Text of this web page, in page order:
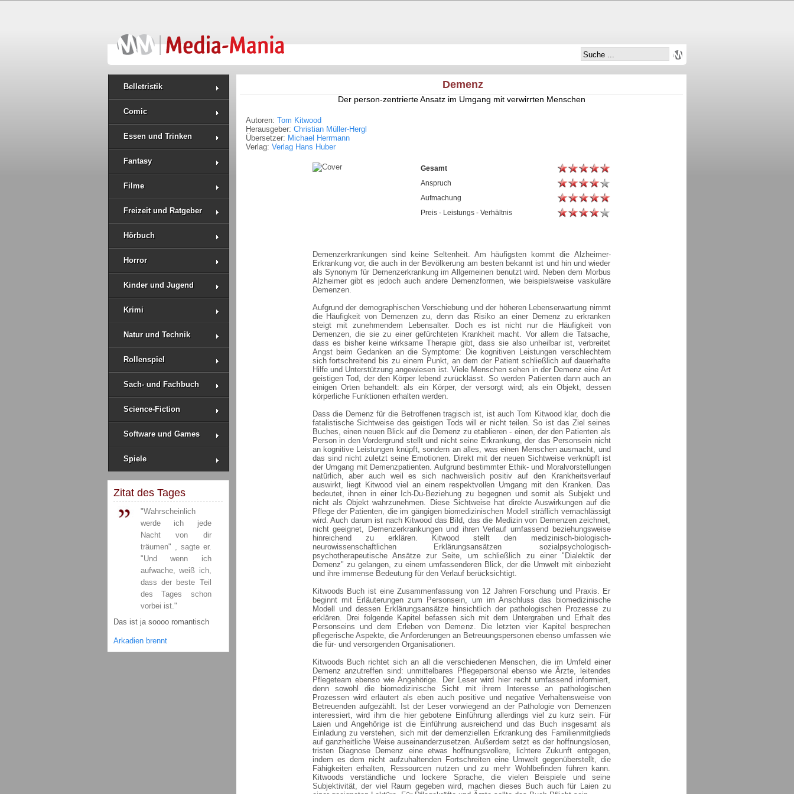
Belletristik
Comic
Essen und Trinken
Fantasy
Filme
Freizeit und Ratgeber
Hörbuch
Horror
Kinder und Jugend
Krimi
Natur und Technik
Rollenspiel
Sach- und Fachbuch
Science-Fiction
Software und Games
Spiele
Zitat des Tages
"Wahrscheinlich
werde ich jede
Nacht von dir
träumen" , sagte er.
"Und wenn ich
aufwache, weiß ich,
dass der beste Teil
des Tages schon
vorbei ist."
Das ist ja soooo romantisch
Arkadien brennt
Demenz
Der person-zentrierte Ansatz im Umgang mit verwirrten Menschen
Autoren: Tom Kitwood
Herausgeber: Christian Müller-Hergl
Übersetzer: Michael Herrmann
Verlag: Verlag Hans Huber
Gesamt
Anspruch
Aufmachung
Preis - Leistungs - Verhältnis
Demenzerkrankungen sind keine Seltenheit. Am häufigsten kommt die Alzheimer-
Erkrankung vor, die auch in der Bevölkerung am besten bekannt ist und hin und wieder
als Synonym für Demenzerkrankung im Allgemeinen benutzt wird. Neben dem Morbus
Alzheimer gibt es jedoch auch andere Demenzformen, wie beispielsweise vaskuläre
Demenzen.
Aufgrund der demographischen Verschiebung und der höheren Lebenserwartung nimmt
die Häufigkeit von Demenzen zu, denn das Risiko an einer Demenz zu erkranken
steigt mit zunehmendem Lebensalter. Doch es ist nicht nur die Häufigkeit von
Demenzen, die sie zu einer gefürchteten Krankheit macht. Vor allem die Tatsache,
dass es bisher keine wirksame Therapie gibt, dass sie also unheilbar ist, verbreitet
Angst beim Gedanken an die Symptome: Die kognitiven Leistungen verschlechtern
sich fortschreitend bis zu einem Punkt, an dem der Patient schließlich auf dauerhafte
Hilfe und Unterstützung angewiesen ist. Viele Menschen sehen in der Demenz eine Art
geistigen Tod, der den Körper lebend zurücklässt. So werden Patienten dann auch an
einigen Orten behandelt: als ein Körper, der versorgt wird; als ein Objekt, dessen
körperliche Funktionen erhalten werden.
Dass die Demenz für die Betroffenen tragisch ist, ist auch Tom Kitwood klar, doch die
fatalistische Sichtweise des geistigen Tods will er nicht teilen. So ist das Ziel seines
Buches, einen neuen Blick auf die Demenz zu etablieren - einen, der den Patienten als
Person in den Vordergrund stellt und nicht seine Erkrankung, der das Personsein nicht
an kognitive Leistungen knüpft, sondern an alles, was einen Menschen ausmacht, und
das sind nicht zuletzt seine Emotionen. Direkt mit der neuen Sichtweise verknüpft ist
der Umgang mit Demenzpatienten. Aufgrund bestimmter Ethik- und Moralvorstellungen
natürlich, aber auch weil es sich nachweislich positiv auf den Krankheitsverlauf
auswirkt, liegt Kitwood viel an einem respektvollen Umgang mit den Kranken. Das
bedeutet, ihnen in einer Ich-Du-Beziehung zu begegnen und somit als Subjekt und
nicht als Objekt wahrzunehmen. Diese Sichtweise hat direkte Auswirkungen auf die
Pflege der Patienten, die im gängigen biomedizinischen Modell sträflich vernachlässigt
wird. Auch darum ist nach Kitwood das Bild, das die Medizin von Demenzen zeichnet,
nicht geeignet, Demenzerkrankungen und ihren Verlauf umfassend beziehungsweise
hinreichend zu erklären. Kitwood stellt den medizinisch-biologisch-
neurowissenschaftlichen Erklärungsansätzen sozialpsychologisch-
psychotherapeutische Ansätze zur Seite, um schließlich zu einer "Dialektik der
Demenz" zu gelangen, zu einem umfassenderen Blick, der die Umwelt mit einbezieht
und ihre immense Bedeutung für den Verlauf berücksichtigt.
Kitwoods Buch ist eine Zusammenfassung von 12 Jahren Forschung und Praxis. Er
beginnt mit Erläuterungen zum Personsein, um im Anschluss das biomedizinische
Modell und dessen Erklärungsansätze hinsichtlich der pathologischen Prozesse zu
erklären. Drei folgende Kapitel befassen sich mit dem Untergraben und Erhalt des
Personseins und dem Erleben von Demenz. Die letzten vier Kapitel besprechen
pflegerische Aspekte, die Anforderungen an Betreuungspersonen ebenso umfassen wie
die für- und versorgenden Organisationen.
Kitwoods Buch richtet sich an all die verschiedenen Menschen, die im Umfeld einer
Demenz anzutreffen sind: unmittelbares Pflegepersonal ebenso wie Ärzte, leitendes
Pflegeteam ebenso wie Angehörige. Der Leser wird hier recht umfassend informiert,
denn sowohl die biomedizinische Sicht mit ihrem Interesse an pathologischen
Prozessen wird erläutert als eben auch positive und negative Verhaltensweise von
Betreuenden aufgezählt. Ist der Leser vorwiegend an der Pathologie von Demenzen
interessiert, wird ihm die hier gebotene Einführung allerdings viel zu kurz sein. Für
Laien und Angehörige ist die Einführung ausreichend und das Buch insgesamt als
Einladung zu verstehen, sich mit der demenziellen Erkrankung des Familienmitglieds
auf ganzheitliche Weise auseinanderzusetzen. Außerdem setzt es der hoffnungslosen,
tristen Diagnose Demenz eine etwas hoffnungsvollere, lichtere Zukunft entgegen,
indem es dem nicht aufzuhaltenden Fortschreiten eine Umwelt gegenüberstellt, die
Fähigkeiten erhalten, Ressourcen nutzen und zu mehr Wohlbefinden führen kann.
Kitwoods verständliche und lockere Sprache, die vielen Beispiele und seine
Subjektivität, der viel Raum gegeben wird, machen dieses Buch auch für Laien zu